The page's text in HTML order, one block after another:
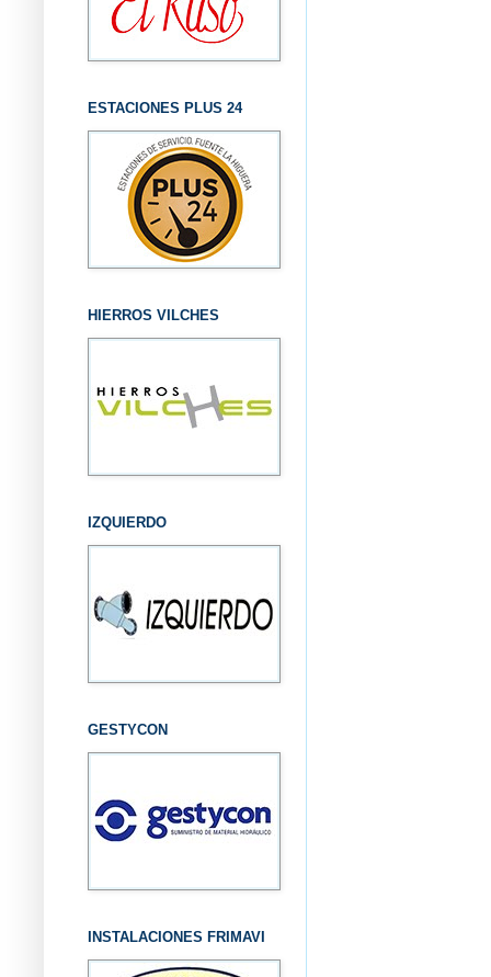
ESTACIONES PLUS 24
HIERROS VILCHES
IZQUIERDO
GESTYCON
INSTALACIONES FRIMAVI